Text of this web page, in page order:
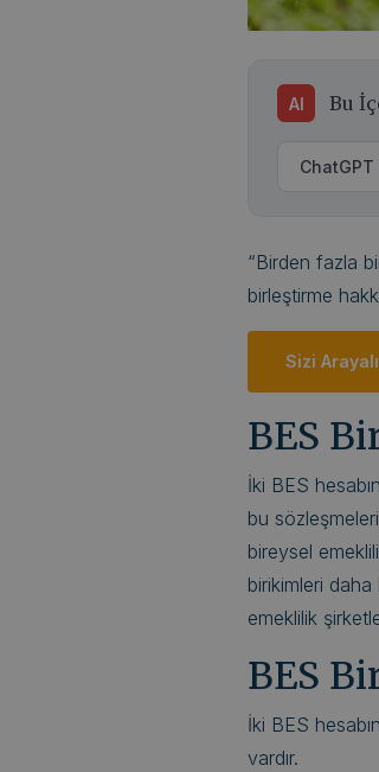
AI Bu
ChatGPT
“Birden fazla
birleştirme
Sizi
BES
İki BES
bu
bireysel
birikimleri
emeklilik
BES
İki BES
vardır.